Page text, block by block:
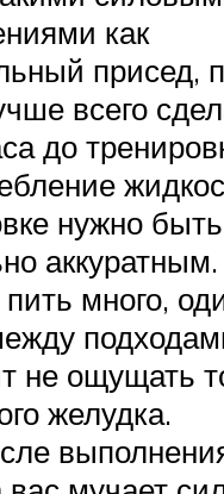
как
присед,
всего
до
нужно быть
пить много,
не ощущать
желудка.